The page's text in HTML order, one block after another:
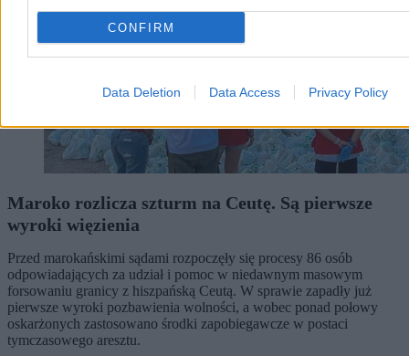
CONFIRM
Data Deletion Data Access Privacy Policy
Maroko rozlicza szturm na Ceutę. Są pierwsze
wyroki więzienia
Przed marokańskimi sądami rozpoczęły się procesy 86 osób
odpowiadających za udział i pomoc w niedawnym masowym
forsowaniu granicy z hiszpańską Ceutą. W sprawie zapadły już
pierwsze wyroki pozbawienia wolności, a wobec ponad połowy
oskarżonych zastosowano środki zapobiegawcze w postaci
tymczasowego aresztu.